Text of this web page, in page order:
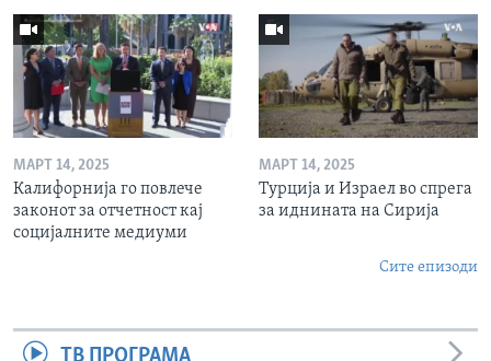
МАРТ 14, 2025
Калифорнија го повлече
законот за отчетност кај
социјалните медиуми
МАРТ 14, 2025
Турција и Израел во спрега
за иднината на Сирија
Сите епизоди
ТВ ПРОГРАМА